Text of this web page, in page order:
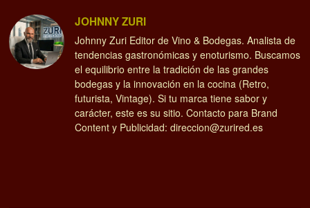
JOHNNY ZURI
Johnny Zuri Editor de Vino & Bodegas. Analista de
tendencias gastronómicas y enoturismo. Buscamos
el equilibrio entre la tradición de las grandes
bodegas y la innovación en la cocina (Retro,
futurista, Vintage). Si tu marca tiene sabor y
carácter, este es su sitio. Contacto para Brand
Content y Publicidad: direccion@zurired.es